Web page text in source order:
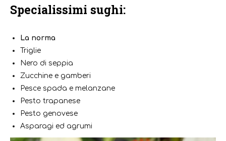
Specialissimi sughi:
La norma
Triglie
Nero di seppia
Zucchine e gamberi
Pesce spada e melanzane
Pesto trapanese
Pesto genovese
Asparagi ed agrumi